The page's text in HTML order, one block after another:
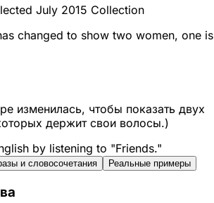
July 2015 Collection
changed to show two women, one is
изменилась, чтобы показать двух
держит свои волосы.)
by listening to "Friends."
и словосочетания Реальные примеры